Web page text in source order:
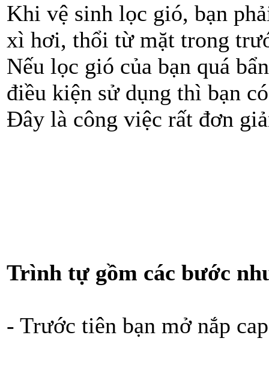
Khi vệ sinh lọc gió, bạn
xì hơi, thổi từ mặt trong
Nếu lọc gió của bạn quá
điều kiện sử dụng thì bạn
Đây là công việc rất đơn
Trình tự gồm các bước
- Trước tiên bạn mở nắp